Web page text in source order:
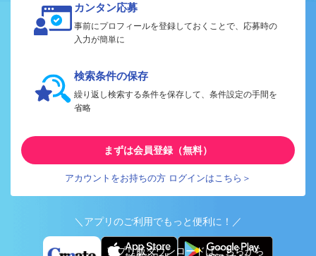
カンタン応募
事前にプロフィールを登録しておくことで、応募時の
入力が簡単に
検索条件の保存
繰り返し検索する条件を保存して、条件設定の手間を
省略
まずは会員登録（無料）
アカウントをお持ちの方 ログインはこちら＞
＼アプリのご利用でもっと便利に！／
アプリ版ダウンロードはこちらから